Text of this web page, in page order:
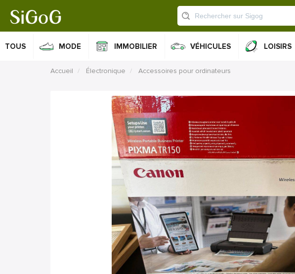
TOUS MODE IMMOBILIER VÉHICULES LOISIRS
Accueil Électronique Accessoires pour ordinateurs